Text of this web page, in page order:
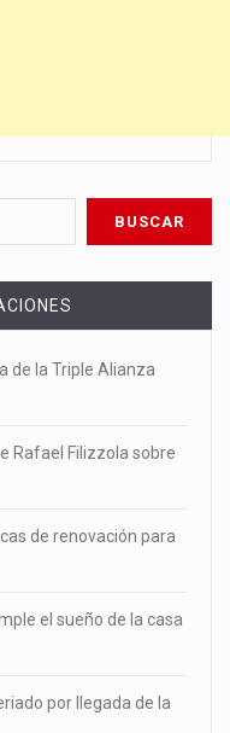
de la Triple Alianza
Rafael Filizzola sobre
de renovación para
el sueño de la casa
por llegada de la